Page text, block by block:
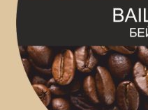
ГАРАНТІЯ